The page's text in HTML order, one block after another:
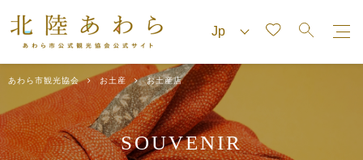
あわら市観光協会 お土産 お土産店
SOUVENIR